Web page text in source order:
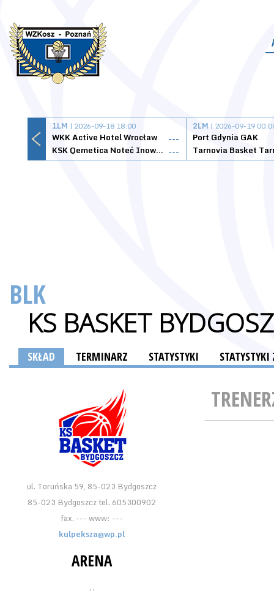
1LM | 2026-09-18 18:00
WKK Active Hotel Wrocław
---
KSK Qemetica Noteć Inowrocław ---
2LM | 2026-09-19
Port Gdynia GAK
BLK
KS BASKET
SKŁAD TERMINARZ STATYSTYKI
ul. Toruńska 59, 85-023 Bydgoszcz
85-023 Bydgoszcz tel. 605300902
fax. --- www: ---
kulpeksza@wp.pl
ARENA
, ,